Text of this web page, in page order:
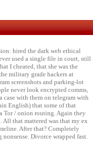
hired the dark web ethical
used a single file in court, still
I cheated, that she was the
military grade hackers at
screenshots and parking-lot
never look encrypted comms,
case with them on telegram with
English) that some of that
Tor / onion routing. Again they
All that mattered was that my ex
After that? Completely
Divorce wrapped fast.